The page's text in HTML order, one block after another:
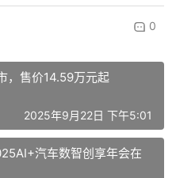
0
，售价14.59万元起
2025年9月22日 下午5:01
汽车数智创享年会在